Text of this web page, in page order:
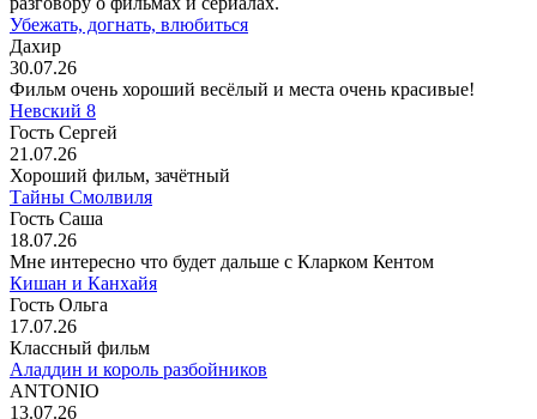
Убежать, догнать, влюбиться
Дахир
30.07.26
Фильм очень хороший весёлый и места очень красивые!
Невский 8
Гость Сергей
21.07.26
Хороший фильм, зачётный
Тайны Смолвиля
Гость Саша
18.07.26
Мне интересно что будет дальше с Кларком Кентом
Кишан и Канхайя
Гость Ольга
17.07.26
Классный фильм
Аладдин и король разбойников
ANTONIO
13.07.26